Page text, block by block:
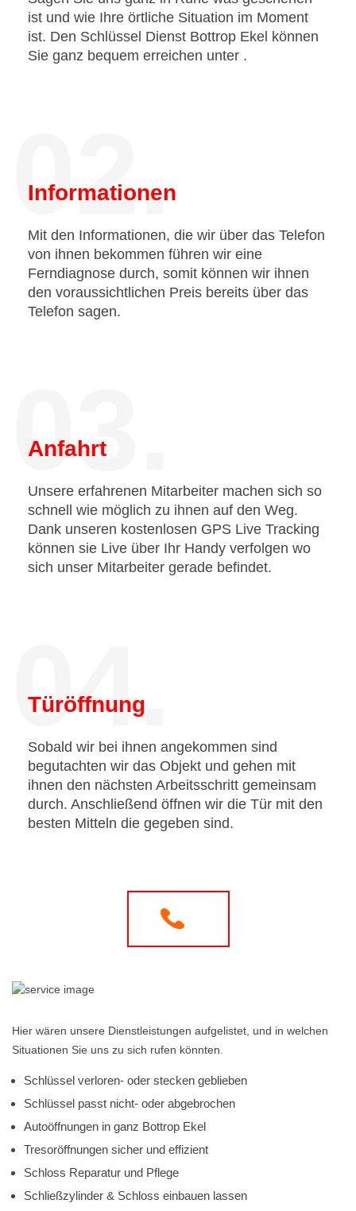
ist und wie Ihre örtliche Situation im Moment
ist. Den Schlüssel Dienst Bottrop Ekel können
Sie ganz bequem erreichen unter .
02.
Informationen
Mit den Informationen, die wir über das Telefon
von ihnen bekommen führen wir eine
Ferndiagnose durch, somit können wir ihnen
den voraussichtlichen Preis bereits über das
Telefon sagen.
03.
Anfahrt
Unsere erfahrenen Mitarbeiter machen sich so
schnell wie möglich zu ihnen auf den Weg.
Dank unseren kostenlosen GPS Live Tracking
können sie Live über Ihr Handy verfolgen wo
sich unser Mitarbeiter gerade befindet.
04.
Türöffnung
Sobald wir bei ihnen angekommen sind
begutachten wir das Objekt und gehen mit
ihnen den nächsten Arbeitsschritt gemeinsam
durch. Anschließend öffnen wir die Tür mit den
besten Mitteln die gegeben sind.
Hier wären unsere Dienstleistungen aufgelistet, und in welchen
Situationen Sie uns zu sich rufen könnten.
Schlüssel verloren- oder stecken geblieben
Schlüssel passt nicht- oder abgebrochen
Autoöffnungen in ganz Bottrop Ekel
Tresoröffnungen sicher und effizient
Schloss Reparatur und Pflege
Schließzylinder & Schloss einbauen lassen